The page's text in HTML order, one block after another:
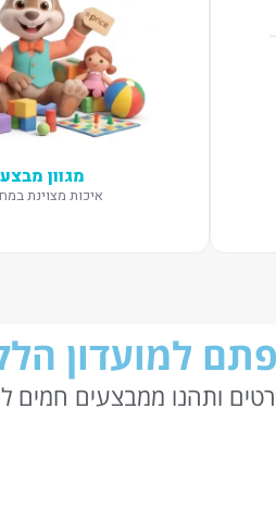
מגוון
איכות מצוינת
למועדון
ותהנו ממבצעים חמים